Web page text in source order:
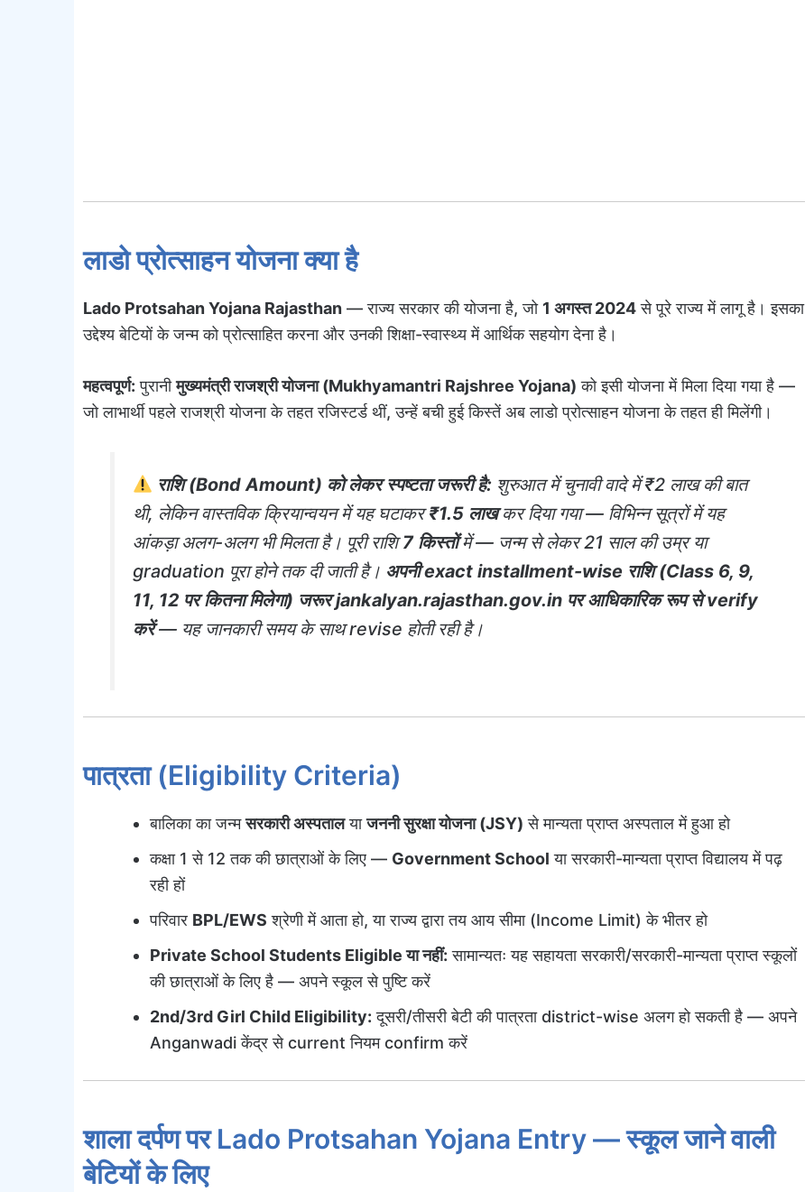
लाडो प्रोत्साहन योजना क्या है
Lado Protsahan Yojana Rajasthan — राज्य सरकार की योजना है, जो 1 अगस्त 2024से पूरे राज्य में लागू है। इसका
उद्देश्य बेटियों के जन्म को प्रोत्साहित करना और उनकी शिक्षा-स्वास्थ्य में आर्थिक सहयोग देना है।
महत्वपूर्ण: पुरानीमुख्यमंत्री राजश्री योजना (Mukhyamantri Rajshree Yojana) को इसी योजना में मिला दिया गया है —
जो लाभार्थी पहले राजश्री योजना के तहत रजिस्टर्ड थीं, उन्हें बची हुई किस्तें अब लाडो प्रोत्साहन योजना के तहत ही मिलेंगी।
राशि (Bond Amount) को लेकर स्पष्टता जरूरी है: शुरुआत में चुनावी वादे में ₹2 लाख की बात
थी, लेकिन वास्तविक क्रियान्वयन में यह घटाकर₹1.5 लाखकर दिया गया — विभिन्न सूत्रों में यह
आंकड़ा अलग-अलग भी मिलता है। पूरी राशि7 किस्तोंमें — जन्म से लेकर 21 साल की उम्र या
graduation पूरा होने तक दी जाती है। अपनी exact installment-wise राशि (Class 6, 9,
11, 12 पर कितना मिलेगा) जरूर jankalyan.rajasthan.gov.in पर आधिकारिक रूप से verify
करें— यह जानकारी समय के साथ revise होती रही है।
पात्रता (Eligibility Criteria)
बालिका का जन्मसरकारी अस्पतालयाजननी सुरक्षा योजना (JSY) से मान्यता प्राप्त अस्पताल में हुआ हो
कक्षा 1 से 12 तक की छात्राओं के लिए — Government School या सरकारी-मान्यता प्राप्त विद्यालय में पढ़
रही हों
परिवार BPL/EWS श्रेणी में आता हो, या राज्य द्वारा तय आय सीमा (Income Limit) के भीतर हो
Private School Students Eligible या नहीं: सामान्यतः यह सहायता सरकारी/सरकारी-मान्यता प्राप्त स्कूलों
की छात्राओं के लिए है — अपने स्कूल से पुष्टि करें
2nd/3rd Girl Child Eligibility: दूसरी/तीसरी बेटी की पात्रता district-wise अलग हो सकती है — अपने
Anganwadi केंद्र से current नियम confirm करें
शाला दर्पण पर Lado Protsahan Yojana Entry — स्कूल जाने वाली
बेटियों के लिए